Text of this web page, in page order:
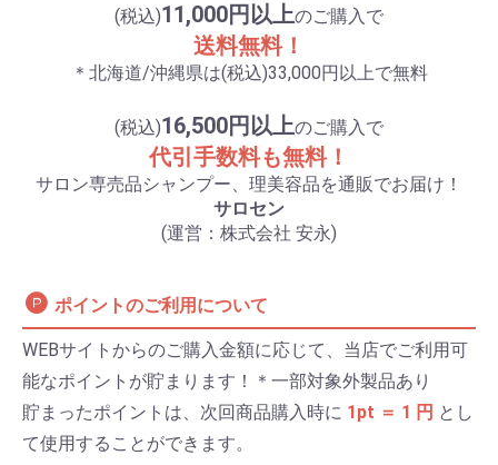
(税込)11,000円以上のご購入で
送料無料！
＊北海道/沖縄県は(税込)33,000円以上で無料
(税込)16,500円以上のご購入で
代引手数料も無料！
サロン専売品シャンプー、理美容品を通販でお届け！
サロセン
(運営：株式会社 安永)
ポイントのご利用について
WEBサイトからのご購入金額に応じて、当店でご利用可
能なポイントが貯まります！＊一部対象外製品あり
貯まったポイントは、次回商品購入時に 1pt ＝ 1 円 とし
て使用することができます。